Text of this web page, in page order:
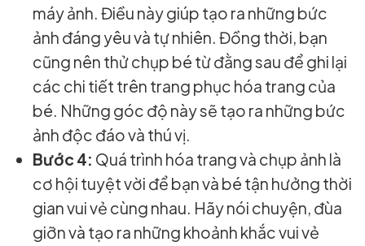
máy ảnh. Điều này giúp tạo ra những bức
ảnh đáng yêu và tự nhiên. Đồng thời, bạn
cũng nên thử chụp bé từ đằng sau để ghi lại
các chi tiết trên trang phục hóa trang của
bé. Những góc độ này sẽ tạo ra những bức
ảnh độc đáo và thú vị.
Bước 4: Quá trình hóa trang và chụp ảnh là
cơ hội tuyệt vời để bạn và bé tận hưởng thời
gian vui vẻ cùng nhau. Hãy nói chuyện, đùa
giỡn và tạo ra những khoảnh khắc vui vẻ